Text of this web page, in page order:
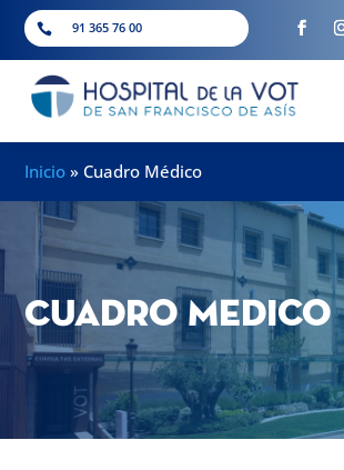
 91 365 76 00
Inicio » Cuadro Médico
Cuadro Medico